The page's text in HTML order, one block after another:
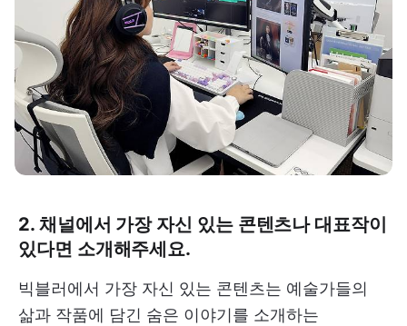
2. 채널에서 가장 자신 있는 콘텐츠나 대표작이
있다면 소개해주세요.
빅블러에서 가장 자신 있는 콘텐츠는 예술가들의
삶과 작품에 담긴 숨은 이야기를 소개하는